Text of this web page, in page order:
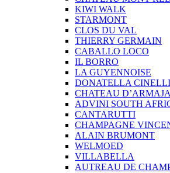
KIWI WALK
STARMONT
CLOS DU VAL
THIERRY GERMAIN
CABALLO LOCO
IL BORRO
LA GUYENNOISE
DONATELLA
CHATEAU
ADVINI SOUTH
CANTARUTTI
CHAMPAGNE
ALAIN BRUMONT
WELMOED
VILLABELLA
AUTREAU DE